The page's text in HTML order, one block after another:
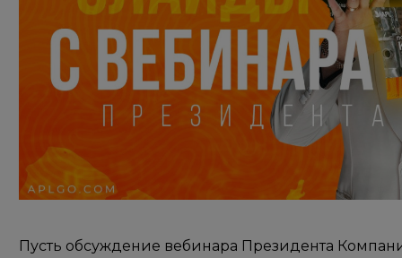
Пусть обсуждение вебинара Президента